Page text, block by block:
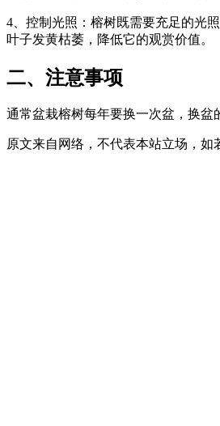
4、控制光照：榕树既需要充足的光
叶子发黄枯萎，降低它的观赏价值。
二、注意事项
通常盆栽榕树每年要换一次盆，换
原文来自网络，不代表本站立场，如